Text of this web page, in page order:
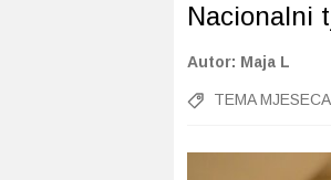
Nacionalni
Autor: Maja L
TEMA MJESECA